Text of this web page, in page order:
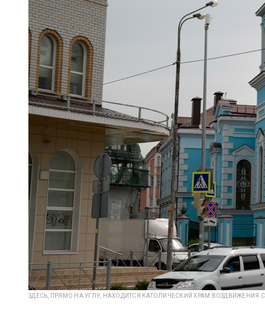
ЗДЕСЬ, ПРЯМО НА УГЛУ, НАХОДИТСЯ КАТОЛИЧЕСКИЙ ХРАМ ВОЗДВИЖЕНИЯ